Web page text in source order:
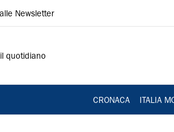
Newsletter
quotidiano
CRONACA ITALIA